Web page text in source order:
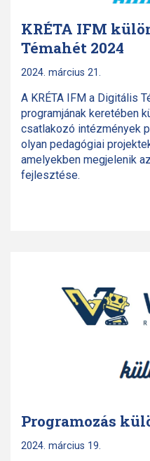
KRÉTA IFM
Témahét 2024
2024. március 21.
A KRÉTA IFM a Digitális
programjának keretében
csatlakozó intézmények
olyan pedagógiai
amelyekben megjelenik
fejlesztése.
Programozás
2024. március 19.